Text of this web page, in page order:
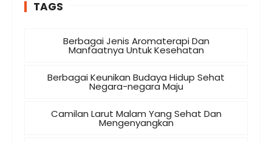
TAGS
Berbagai Jenis Aromaterapi Dan
Manfaatnya Untuk Kesehatan
Berbagai Keunikan Budaya Hidup Sehat
Negara-negara Maju
Camilan Larut Malam Yang Sehat Dan
Mengenyangkan